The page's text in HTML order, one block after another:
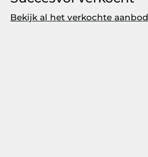
Bekijk al het verkochte aanbod